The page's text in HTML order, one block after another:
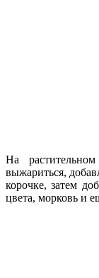
На
выжариться,
корочке, затем
цвета, морковь и